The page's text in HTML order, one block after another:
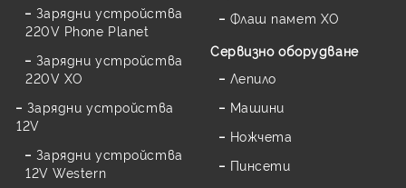
Зарядни устройства
220V Phone Planet
Зарядни устройства
220V XO
Зарядни устройства
12V
Зарядни устройства
12V Western
Флаш памет XO
Сервизно оборудване
Лепило
Машини
Ножчета
Пинсети